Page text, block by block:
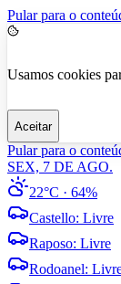
Pular para o
Usamos cookies
Aceitar
Pular para o
SEX, 7 DE AGO.
22°C · 64%
Castello: Livre
Raposo: Livre
Rodoanel: